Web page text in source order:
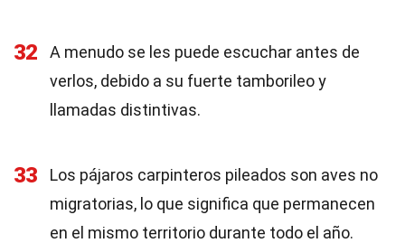
32
A menudo se les puede escuchar antes de
verlos, debido a su fuerte tamborileo y
llamadas distintivas.
33
Los pájaros carpinteros pileados son aves no
migratorias, lo que significa que permanecen
en el mismo territorio durante todo el año.